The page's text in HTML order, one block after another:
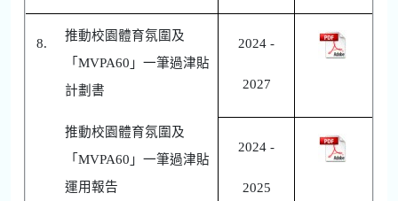
8.
推動校園體育氛圍及
「MVPA60」一筆過津貼
計劃書
推動校園體育氛圍及
「MVPA60」一筆過津貼
運用報告
2024 -
2027
2024 -
2025